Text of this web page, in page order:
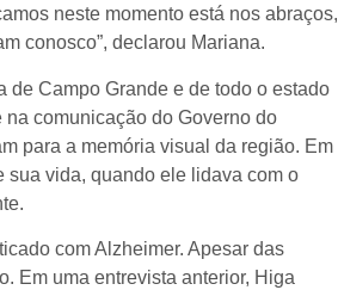
neste momento está nos abraços,
conosco”, declarou Mariana.
de Campo Grande e de todo o estado
comunicação do Governo do
para a memória visual da região. Em
sua vida, quando ele lidava com o
com Alzheimer. Apesar das
Em uma entrevista anterior, Higa